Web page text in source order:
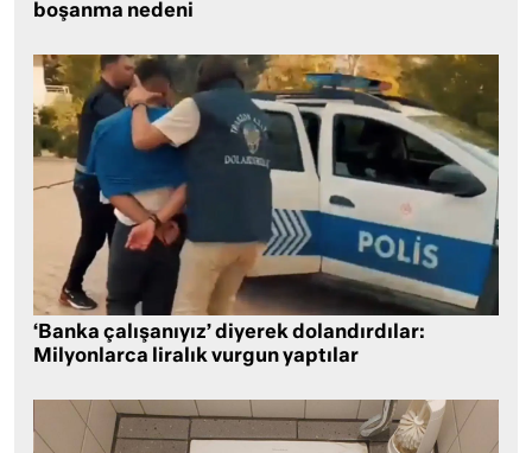
boşanma nedeni
‘Banka çalışanıyız’ diyerek dolandırdılar:
Milyonlarca liralık vurgun yaptılar